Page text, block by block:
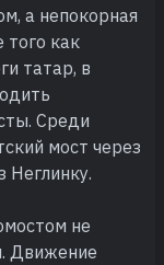
а непокорная
того как
татар, в
Среди
мост через
Неглинку.
не
Движение